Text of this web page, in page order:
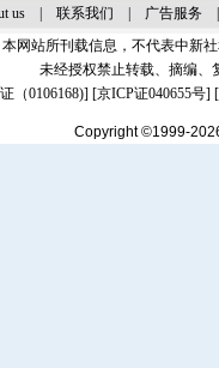
us| 联系我们 广告服务
本网站所刊载信息，不代表中新
未经授权禁止转载、摘编、
（0106168)] [京ICP证040655号]
Copyright ©1999-